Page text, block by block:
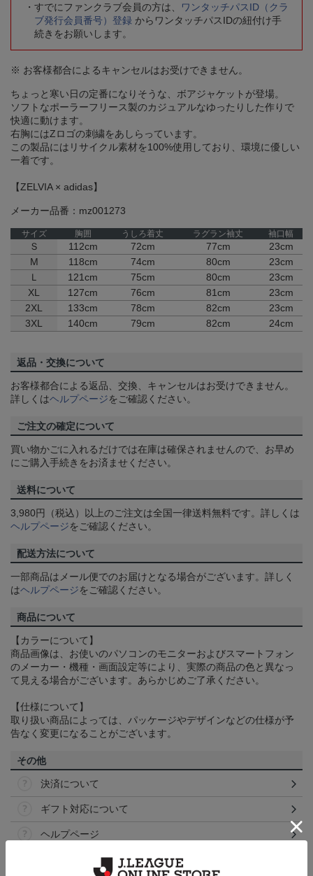
すでにファンクラブ会員の方は、
ワンタッチパスID（クラ
ブ発行会員番号）登録 からワンタッチパスIDの紐付け手
続きをお願いします。
※ お客様都合によるキャンセルはお受けできません。
ちょっと寒い日の定番になりそうな、ボアジャケットが登場。
ソフトなポーラーフリース製のカジュアルなゆったりした作りで
快適に動けます。
右胸にはZロゴの刺繍をあしらっています。
この製品にはリサイクル素材を100%使用しており、環境に優しい
一着です。
【ZELVIA × adidas】
メーカー品番：mz001273
サイズ 胸囲 うしろ着丈 ラグラン袖丈 袖口幅
Ｓ 112cm 72cm 77cm
23cm
M
118cm 74cm 80cm
23cm
Ｌ
121cm 75cm 80cm
23cm
XL
127cm 76cm 81cm
23cm
2XL
133cm 78cm 82cm
23cm
3XL
140cm 79cm 82cm 24cm
返品・交換について
お客様都合による返品、交換、キャンセルはお受けできません。
詳しくはヘルプページをご確認ください。
ご注文の確定について
買い物かごに入れるだけでは在庫は確保されませんので、お早め
にご購入手続きをお済ませください。
送料について
3,980円（税込）以上のご注文は全国一律送料無料です。詳しくは
ヘルプページをご確認ください。
配送方法について
一部商品はメール便でのお届けとなる場合がございます。詳しく
はヘルプページをご確認ください。
商品について
【カラーについて】
商品画像は、お使いのパソコンのモニターおよびスマートフォン
のメーカー・機種・画面設定等により、実際の商品の色と異なっ
て見える場合がございます。あらかじめご了承ください。
【仕様について】
取り扱い商品によっては、パッケージやデザインなどの仕様が予
告なく変更になることがございます。
その他
決済について
ギフト対応について
ヘルプページ